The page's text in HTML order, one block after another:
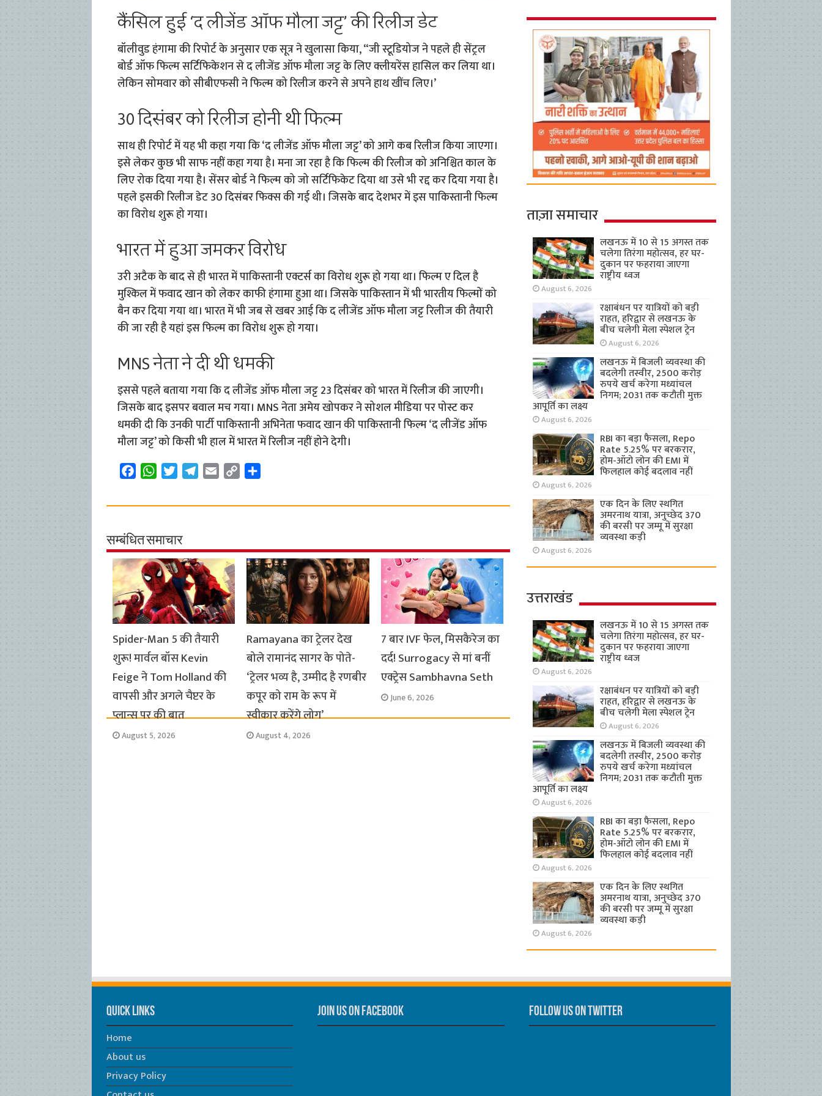
कैंसिल हुई ‘द लीजेंड ऑफ मौला जट्ट’ की रिलीज डेट
बॉलीवुड हंगामा की रिपोर्ट के अनुसार एक सूत्र ने खुलासा किया, “जी स्टूडियोज ने पहले ही सेंट्रल
बोर्ड ऑफ फिल्म सर्टिफिकेशन से द लीजेंड ऑफ मौला जट्ट के लिए क्लीयरेंस हासिल कर लिया था।
लेकिन सोमवार को सीबीएफसी ने फिल्म को रिलीज करने से अपने हाथ खींच लिए।’
30 दिसंबर को रिलीज होनी थी फिल्म
साथ ही रिपोर्ट में यह भी कहा गया कि ‘द लीजेंड ऑफ मौला जट्ट’ को आगे कब रिलीज किया जाएगा।
इसे लेकर कुछ भी साफ नहीं कहा गया है। मना जा रहा है कि फिल्म की रिलीज को अनिश्चित काल के
लिए रोक दिया गया है। सेंसर बोर्ड ने फिल्म को जो सर्टिफिकेट दिया था उसे भी रद्द कर दिया गया है।
पहले इसकी रिलीज डेट 30 दिसंबर फिक्स की गई थी। जिसके बाद देशभर में इस पाकिस्तानी फिल्म
का विरोध शुरू हो गया।
भारत में हुआ जमकर विरोध
उरी अटैक के बाद से ही भारत में पाकिस्तानी एक्टर्स का विरोध शुरू हो गया था। फिल्म ए दिल है
मुश्किल में फवाद खान को लेकर काफी हंगामा हुआ था। जिसके पाकिस्तान में भी भारतीय फिल्मों को
बैन कर दिया गया था। भारत में भी जब से खबर आई कि द लीजेंड ऑफ मौला जट्ट रिलीज की तैयारी
की जा रही है यहां इस फिल्म का विरोध शुरू हो गया।
MNS नेता ने दी थी धमकी
इससे पहले बताया गया कि द लीजेंड ऑफ मौला जट्ट 23 दिसंबर को भारत में रिलीज की जाएगी।
जिसके बाद इसपर बवाल मच गया। MNS नेता अमेय खोपकर ने सोशल मीडिया पर पोस्ट कर
धमकी दी कि उनकी पार्टी पाकिस्तानी अभिनेता फवाद खान की पाकिस्तानी फिल्म ‘द लीजेंड ऑफ
मौला जट्ट’ को किसी भी हाल में भारत में रिलीज नहीं होने देगी।
c
b
o
o
k
W
a
s
A
p
p
i
t
e
r
l
r
a
m
a
p
i
a
सम्बंधित समाचार
Spider-Man 5 की तैयारी
शुरू! मार्वल बॉस Kevin
Feige ने Tom Holland की
वापसी और अगले चैप्टर के
प्लान्स पर की बात
August 5, 2026
Ramayana का ट्रेलर देख
बोले रामानंद सागर के पोते-
‘ट्रेलर भव्य है, उम्मीद है रणबीर
कपूर को राम के रूप में
स्वीकार करेंगे लोग’
August 4, 2026
7 बार IVF फेल, मिसकैरेज का
दर्द! Surrogacy से मां बनीं
एक्ट्रेस Sambhavna Seth
June 6, 2026
ताज़ा समाचार
लखनऊ में 10 से 15 अगस्त तक
चलेगा तिरंगा महोत्सव, हर घर-
दुकान पर फहराया जाएगा
राष्ट्रीय ध्वज
August 6, 2026
रक्षाबंधन पर यात्रियों को बड़ी
राहत, हरिद्वार से लखनऊ के
बीच चलेगी मेला स्पेशल ट्रेन
August 6, 2026
लखनऊ में बिजली व्यवस्था की
बदलेगी तस्वीर, 2500 करोड़
रुपये खर्च करेगा मध्यांचल
निगम; 2031 तक कटौती मुक्त
आपूर्ति का लक्ष्य
August 6, 2026
RBI का बड़ा फैसला, Repo
Rate 5.25% पर बरकरार,
होम-ऑटो लोन की EMI में
फिलहाल कोई बदलाव नहीं
August 6, 2026
एक दिन के लिए स्थगित
अमरनाथ यात्रा, अनुच्छेद 370
की बरसी पर जम्मू में सुरक्षा
व्यवस्था कड़ी
August 6, 2026
उत्तराखंड
लखनऊ में 10 से 15 अगस्त तक
चलेगा तिरंगा महोत्सव, हर घर-
दुकान पर फहराया जाएगा
राष्ट्रीय ध्वज
August 6, 2026
रक्षाबंधन पर यात्रियों को बड़ी
राहत, हरिद्वार से लखनऊ के
बीच चलेगी मेला स्पेशल ट्रेन
August 6, 2026
लखनऊ में बिजली व्यवस्था की
बदलेगी तस्वीर, 2500 करोड़
रुपये खर्च करेगा मध्यांचल
निगम; 2031 तक कटौती मुक्त
आपूर्ति का लक्ष्य
August 6, 2026
RBI का बड़ा फैसला, Repo
Rate 5.25% पर बरकरार,
होम-ऑटो लोन की EMI में
फिलहाल कोई बदलाव नहीं
August 6, 2026
एक दिन के लिए स्थगित
अमरनाथ यात्रा, अनुच्छेद 370
की बरसी पर जम्मू में सुरक्षा
व्यवस्था कड़ी
August 6, 2026
Quick Links
Home
About us
Privacy Policy
Join us on Facebook Follow us on Twitter